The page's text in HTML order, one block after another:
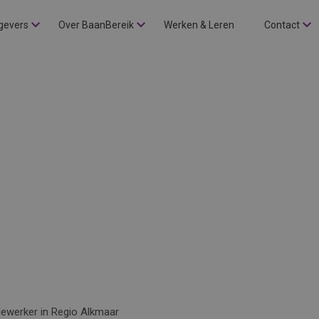
Over BaanBereik Werken & Leren Contact
in Regio Alkmaar